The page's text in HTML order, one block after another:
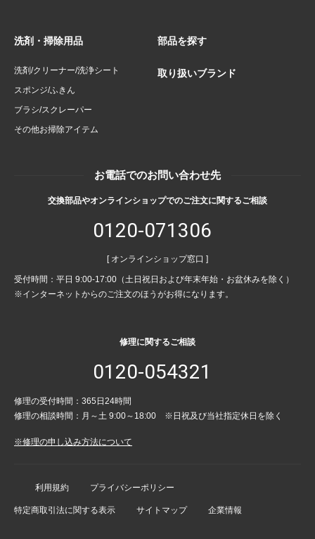
洗剤・掃除用品
洗剤/クリーナー/洗浄シート
スポンジ/ふきん
ブラシ/スクレーパー
その他お掃除アイテム
部品を探す
取り扱いブランド
お電話でのお問い合わせ先
交換部品やオンラインショップでのご注文に関するご相談
0120-071306
[ オンラインショップ窓口 ]
受付時間：平日 9:00-17:00（土日祝日および年末年始・お盆休みを除く）
※インターネットからのご注文のほうがお得になります。
修理に関するご相談
0120-054321
修理の受付時間：365日24時間
修理の相談時間：月～土 9:00～18:00 ※日祝及び当社指定休日を除く
※修理の申し込み方法について
利用規約 プライバシーポリシー
特定商取引法に関する表示 サイトマップ 企業情報